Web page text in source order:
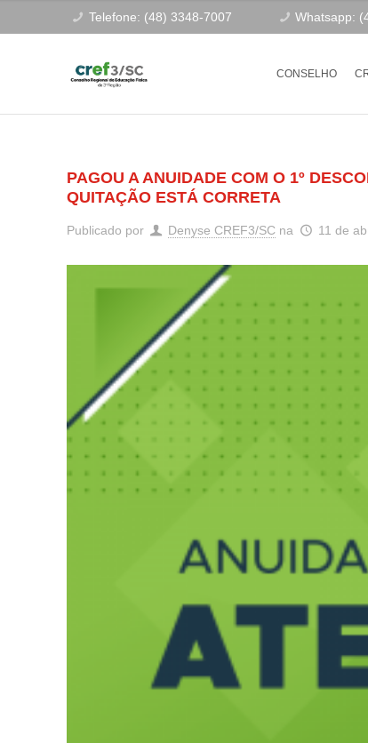
Telefone: (48) 3348-7007 Whatsapp:
CONSELHO
PAGOU A ANUIDADE COM O 1º
QUITAÇÃO ESTÁ CORRETA
Publicado por Denyse CREF3/SC na 11 de